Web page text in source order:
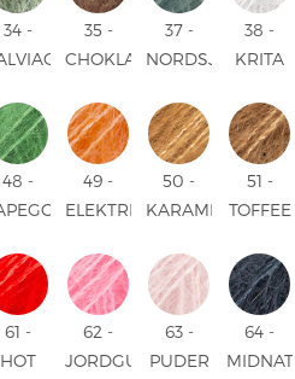
34 -
35 -
CHOKLAD
37 -
NORDSJÖ
38 -
KRITA
48 -
49 -
ELEKTRISK
UNI
50 -
KARAMELL
51 -
TOFFEE
61 -
HOT
62 -
JORDGUBBSGLASS
63 -
PUDER
64 -
MIDNATT